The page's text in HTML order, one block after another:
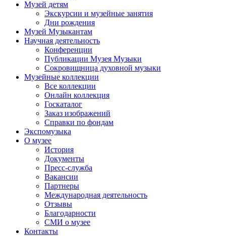
Музей детям
Экскурсии и музейные занятия
Дни рождения
Музей Музыкантам
Научная деятельность
Конференции
Публикации Музея Музыки
Сокровищница духовной музыки
Музейные коллекции
Все коллекции
Онлайн коллекция
Госкаталог
Заказ изображений
Справки по фондам
Экспомузыка
О музее
История
Документы
Пресс-служба
Вакансии
Партнеры
Международная деятельность
Отзывы
Благодарности
СМИ о музее
Контакты